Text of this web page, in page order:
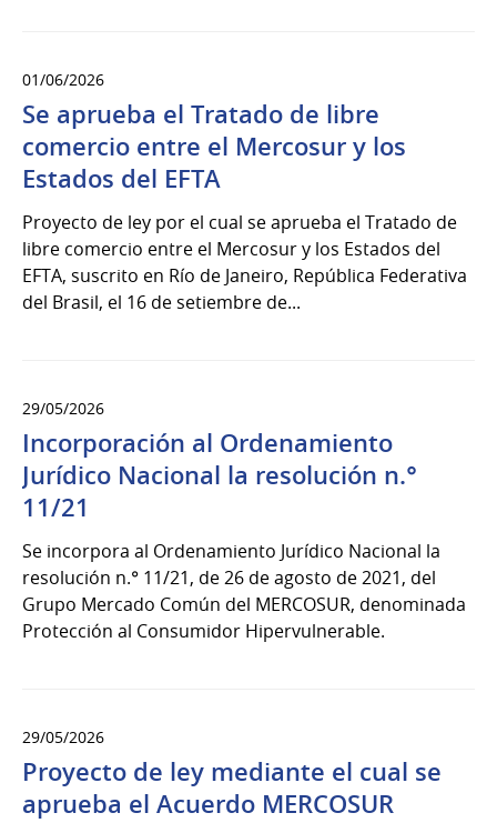
01/06/2026
Se aprueba el Tratado de libre
comercio entre el Mercosur y los
Estados del EFTA
Proyecto de ley por el cual se aprueba el Tratado de
libre comercio entre el Mercosur y los Estados del
EFTA, suscrito en Río de Janeiro, República Federativa
del Brasil, el 16 de setiembre de...
29/05/2026
Incorporación al Ordenamiento
Jurídico Nacional la resolución n.°
11/21
Se incorpora al Ordenamiento Jurídico Nacional la
resolución n.° 11/21, de 26 de agosto de 2021, del
Grupo Mercado Común del MERCOSUR, denominada
Protección al Consumidor Hipervulnerable.
29/05/2026
Proyecto de ley mediante el cual se
aprueba el Acuerdo MERCOSUR